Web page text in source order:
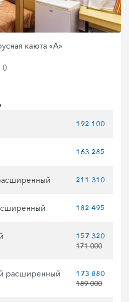
каюта «А»
0
192 100
163 285
211 310
182 495
157 320
171 000
расширенный
173 880
189 000